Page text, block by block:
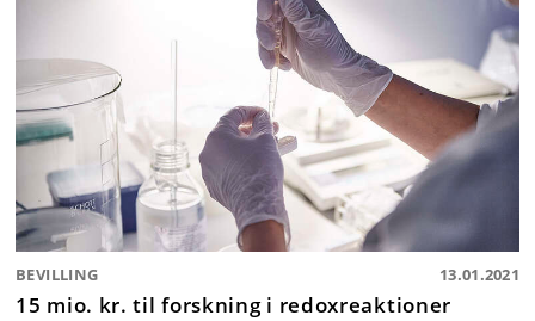
BEVILLING 13.01.2021
15 mio. kr. til forskning i redoxreaktioner